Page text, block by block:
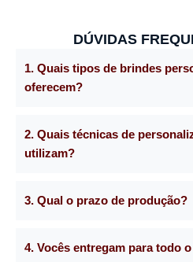
DÚVIDAS
1. Quais tipos de brindes
oferecem?
2. Quais técnicas de
utilizam?
3. Qual o prazo de produção?
4. Vocês entregam para todo